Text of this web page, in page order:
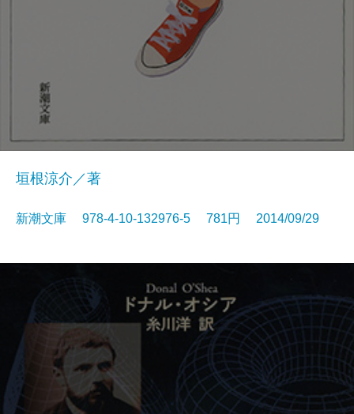
垣根涼介／著
新潮文庫 978-4-10-132976-5 781円 2014/09/29